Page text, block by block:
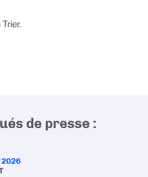
de presse :